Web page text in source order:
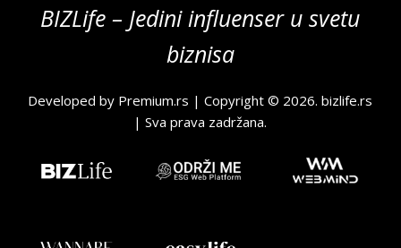
BIZLife – Jedini influenser u svetu
biznisa
Developed by Premium.rs | Copyright © 2026.bizlife.rs
| Sva prava zadržana.